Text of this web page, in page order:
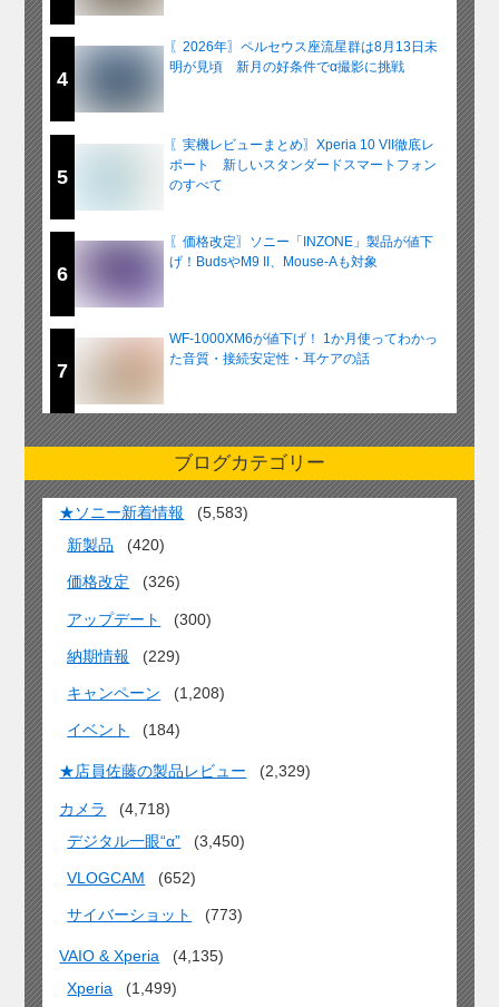
4
〖2026年〗ペルセウス座流星群は8月13日未
明が見頃 新月の好条件でα撮影に挑戦
5
〖実機レビューまとめ〗Xperia 10 VII徹底レ
ポート 新しいスタンダードスマートフォン
のすべて
6
〖価格改定〗ソニー「INZONE」製品が値下
げ！BudsやM9 II、Mouse-Aも対象
7
WF-1000XM6が値下げ！ 1か月使ってわかっ
た音質・接続安定性・耳ケアの話
ブログカテゴリー
★ソニー新着情報
(5,583)
新製品
(420)
価格改定 (326)
アップデート (300)
納期情報 (229)
キャンペーン (1,208)
イベント (184)
★店員佐藤の製品レビュー (2,329)
カメラ
(4,718)
デジタル一眼“α”
(3,450)
VLOGCAM (652)
サイバーショット (773)
VAIO & Xperia
(4,135)
Xperia
(1,499)